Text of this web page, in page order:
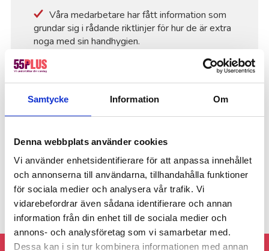
Samtycke Information Om
Denna webbplats använder cookies
Vi använder enhetsidentifierare för att anpassa innehållet
och annonserna till användarna, tillhandahålla funktioner
för sociala medier och analysera vår trafik. Vi
vidarebefordrar även sådana identifierare och annan
information från din enhet till de sociala medier och
annons- och analysföretag som vi samarbetar med.
Dessa kan i sin tur kombinera informationen med annan
Våra medarbetare har fått information som
grundar sig i rådande riktlinjer för hur de är extra
noga med sin handhygien.
För att minska smittspridningen är våra
medarbetare hemma vid symptom som snuva, hosta
symptom hör av er till oss.
det är mycket folk, som på bussar, mataffärer och
lokaler där det vistas många människor samtidigt.